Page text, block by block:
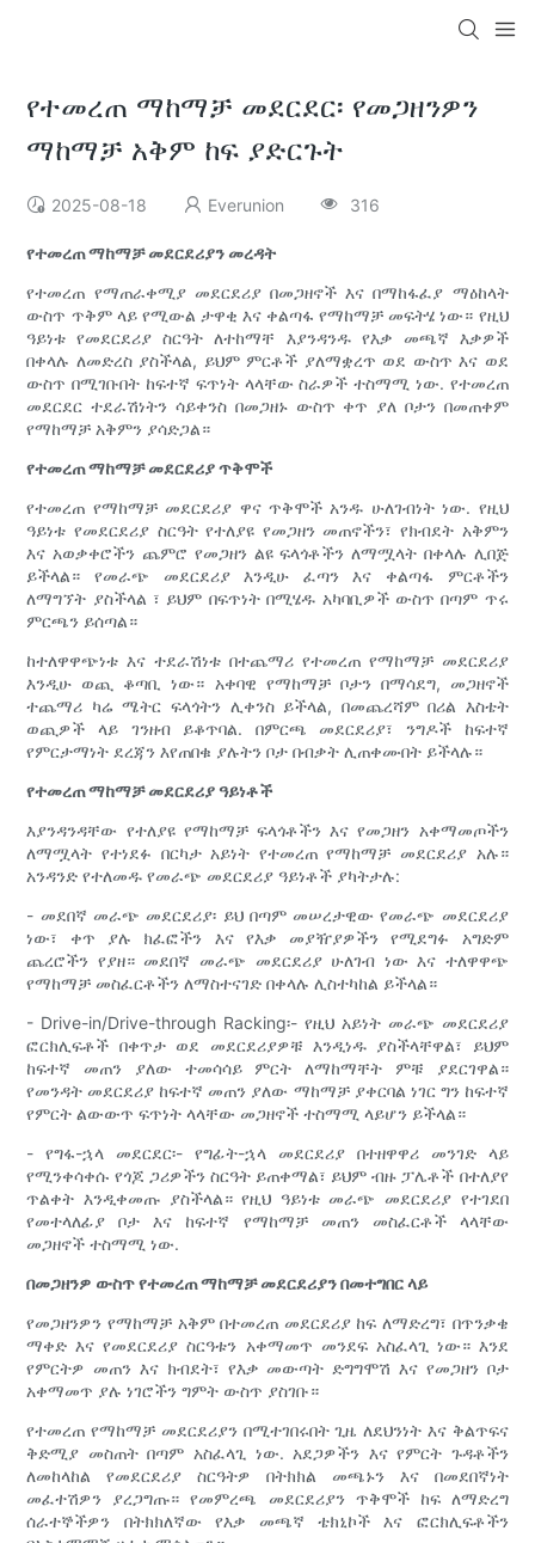
የተመረጠ ማከማቻ መደርደር፡ የመጋዘንዎን
ማከማቻ አቅም ከፍ ያድርጉት
2025-08-18 Everunion 316
የተመረጠ ማከማቻ መደርደሪያን መረዳት
የተመረጠ የማጠራቀሚያ መደርደሪያ በመጋዘኖች እና በማከፋፈያ ማዕከላት
ውስጥ ጥቅም ላይ የሚውል ታዋቂ እና ቀልጣፋ የማከማቻ መፍትሄ ነው። የዚህ
ዓይነቱ የመደርደሪያ ስርዓት ለተከማቸ እያንዳንዱ የእቃ መጫኛ እቃዎች
በቀላሉ ለመድረስ ያስችላል, ይህም ምርቶች ያለማቋረጥ ወደ ውስጥ እና ወደ
ውስጥ በሚገቡበት ከፍተኛ ፍጥነት ላላቸው ስራዎች ተስማሚ ነው. የተመረጠ
መደርደር ተደራሽነትን ሳይቀንስ በመጋዘኑ ውስጥ ቀጥ ያለ ቦታን በመጠቀም
የማከማቻ አቅምን ያሳድጋል።
የተመረጠ ማከማቻ መደርደሪያ ጥቅሞች
የተመረጠ የማከማቻ መደርደሪያ ዋና ጥቅሞች አንዱ ሁለገብነት ነው. የዚህ
ዓይነቱ የመደርደሪያ ስርዓት የተለያዩ የመጋዘን መጠኖችን፣ የክብደት አቅምን
እና አወቃቀሮችን ጨምሮ የመጋዘን ልዩ ፍላጎቶችን ለማሟላት በቀላሉ ሊበጅ
ይችላል። የመራጭ መደርደሪያ እንዲሁ ፈጣን እና ቀልጣፋ ምርቶችን
ለማግኘት ያስችላል ፣ ይህም በፍጥነት በሚሄዱ አካባቢዎች ውስጥ በጣም ጥሩ
ምርጫን ይሰጣል።
ከተለዋዋጭነቱ እና ተደራሽነቱ በተጨማሪ የተመረጠ የማከማቻ መደርደሪያ
እንዲሁ ወጪ ቆጣቢ ነው። አቀባዊ የማከማቻ ቦታን በማሳደግ, መጋዘኖች
ተጨማሪ ካሬ ሜትር ፍላጎትን ሊቀንስ ይችላል, በመጨረሻም በሪል እስቴት
ወጪዎች ላይ ገንዘብ ይቆጥባል. በምርጫ መደርደሪያ፣ ንግዶች ከፍተኛ
የምርታማነት ደረጃን እየጠበቁ ያሉትን ቦታ በብቃት ሊጠቀሙበት ይችላሉ።
የተመረጠ ማከማቻ መደርደሪያ ዓይነቶች
እያንዳንዳቸው የተለያዩ የማከማቻ ፍላጎቶችን እና የመጋዘን አቀማመጦችን
ለማሟላት የተነደፉ በርካታ አይነት የተመረጠ የማከማቻ መደርደሪያ አሉ።
አንዳንድ የተለመዱ የመራጭ መደርደሪያ ዓይነቶች ያካትታሉ:
- መደበኛ መራጭ መደርደሪያ፡ ይህ በጣም መሠረታዊው የመራጭ መደርደሪያ
ነው፣ ቀጥ ያሉ ክፈፎችን እና የእቃ መያዥያዎችን የሚደግፉ አግድም
ጨረሮችን የያዘ። መደበኛ መራጭ መደርደሪያ ሁለገብ ነው እና ተለዋዋጭ
የማከማቻ መስፈርቶችን ለማስተናገድ በቀላሉ ሊስተካከል ይችላል።
- Drive-in/Drive-through Racking፡- የዚህ አይነት መራጭ መደርደሪያ
ፎርክሊፍቶች በቀጥታ ወደ መደርደሪያዎቹ እንዲነዱ ያስችላቸዋል፣ ይህም
ከፍተኛ መጠን ያለው ተመሳሳይ ምርት ለማከማቸት ምቹ ያደርገዋል።
የመንዳት መደርደሪያ ከፍተኛ መጠን ያለው ማከማቻ ያቀርባል ነገር ግን ከፍተኛ
የምርት ልውውጥ ፍጥነት ላላቸው መጋዘኖች ተስማሚ ላይሆን ይችላል።
- የግፋ-ኋላ መደርደር፡- የግፊት-ኋላ መደርደሪያ በተዘዋዋሪ መንገድ ላይ
የሚንቀሳቀሱ የጎጆ ጋሪዎችን ስርዓት ይጠቀማል፣ ይህም ብዙ ፓሌቶች በተለያየ
ጥልቀት እንዲቀመጡ ያስችላል። የዚህ ዓይነቱ መራጭ መደርደሪያ የተገደበ
የመተላለፊያ ቦታ እና ከፍተኛ የማከማቻ መጠን መስፈርቶች ላላቸው
መጋዘኖች ተስማሚ ነው.
በመጋዘንዎ ውስጥ የተመረጠ ማከማቻ መደርደሪያን በመተግበር ላይ
የመጋዘንዎን የማከማቻ አቅም በተመረጠ መደርደሪያ ከፍ ለማድረግ፣ በጥንቃቄ
ማቀድ እና የመደርደሪያ ስርዓቱን አቀማመጥ መንደፍ አስፈላጊ ነው። እንደ
የምርትዎ መጠን እና ክብደት፣ የእቃ መውጣት ድግግሞሽ እና የመጋዘን ቦታ
አቀማመጥ ያሉ ነገሮችን ግምት ውስጥ ያስገቡ።
የተመረጠ የማከማቻ መደርደሪያን በሚተገበሩበት ጊዜ ለደህንነት እና ቅልጥፍና
ቅድሚያ መስጠት በጣም አስፈላጊ ነው. አደጋዎችን እና የምርት ጉዳቶችን
ለመከላከል የመደርደሪያ ስርዓትዎ በትክክል መጫኑን እና በመደበኛነት
መፈተሽዎን ያረጋግጡ። የመምረጫ መደርደሪያን ጥቅሞች ከፍ ለማድረግ
ሰራተኞችዎን በትክክለኛው የእቃ መጫኛ ቴክኒኮች እና ፎርክሊፍቶችን